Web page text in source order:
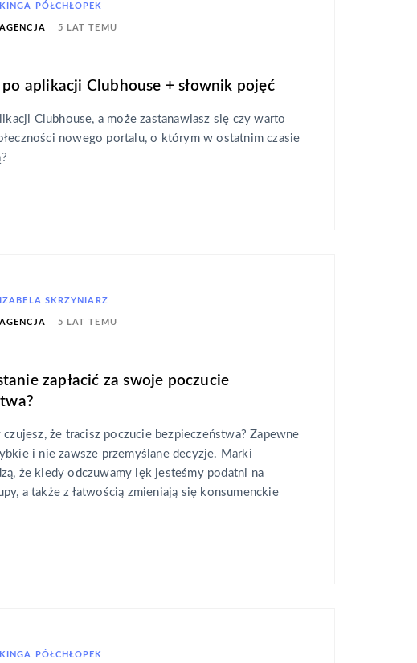
KINGA PÓŁCHŁOPEK
AGENCJA 5 LAT TEMU
aplikacji Clubhouse + słownik pojęć
Clubhouse, a może zastanawiasz się czy warto
nowego portalu, o którym w ostatnim czasie
IZABELA SKRZYNIARZ
AGENCJA 5 LAT TEMU
zapłacić za swoje poczucie
że tracisz poczucie bezpieczeństwa? Zapewne
i nie zawsze przemyślane decyzje. Marki
że kiedy odczuwamy lęk jesteśmy podatni na
a także z łatwością zmieniają się konsumenckie
KINGA PÓŁCHŁOPEK